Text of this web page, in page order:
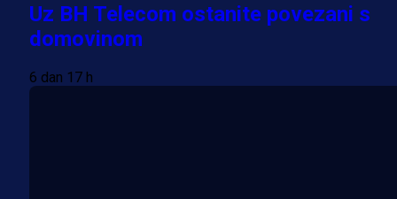
Uz BH Telecom ostanite povezani s
domovinom
6 dan 17 h